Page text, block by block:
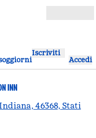
Iscriviti
Accedi
INN
46368, Stati